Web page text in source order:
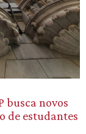
busca novos
de estudantes